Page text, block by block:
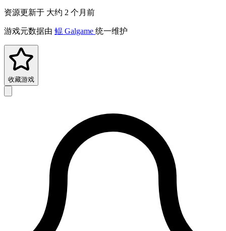
资源更新于 大约 2 个月前
游戏元数据由 鲲 Galgame 统一维护
收藏游戏